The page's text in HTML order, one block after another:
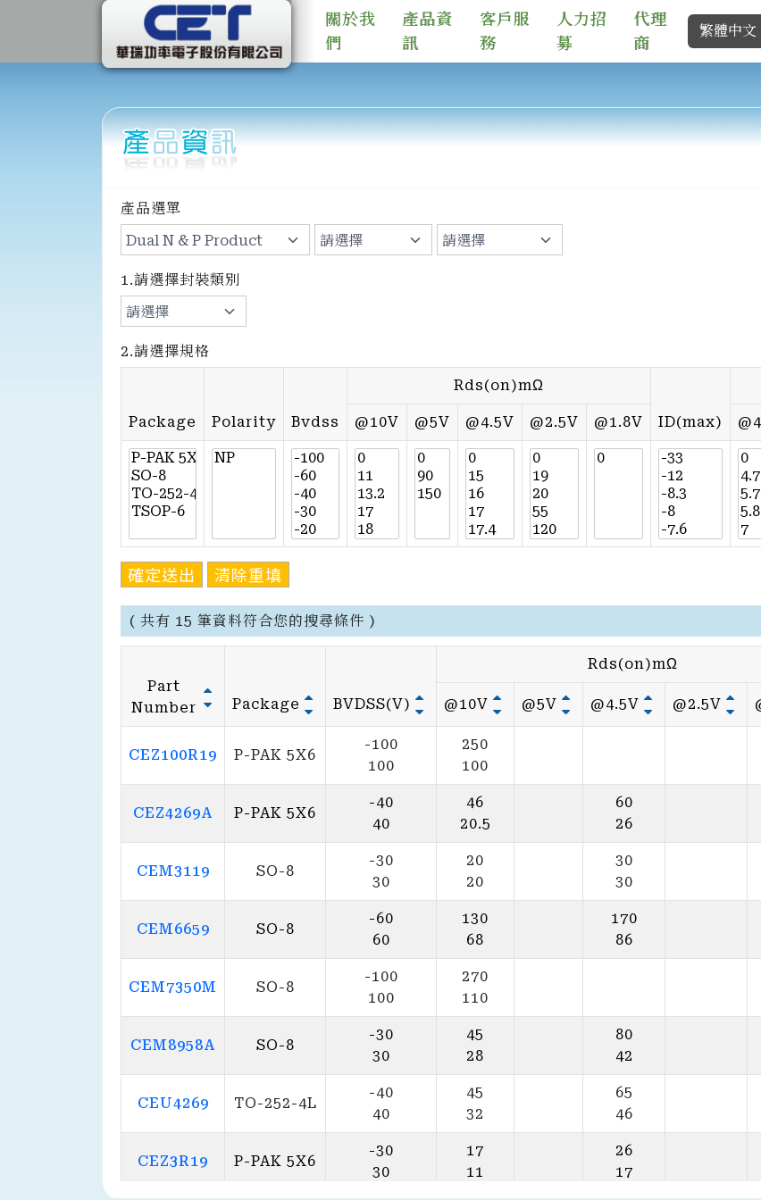
關於我
們
產品資
訊
客戶服
務
人力招
募
代理
商
繁體中文
產品選單
1.請選擇封裝類別
2.請選擇規格
Package Polarity Bvdss
Rds(on)mΩ
ID(max)
@10V @5V @4.5V @2.5V @1.8V
確定送出 清除重填
( 共有 15 筆資料符合您的搜尋條件 )
Part
Number
Package BVDSS(V)
Rds(on)mΩ
@10V @5V @4.5V @2.5V
CEZ100R19 P-PAK 5X6
-100
100
250
100
CEZ4269A P-PAK 5X6
-40
40
46
20.5
60
26
CEM3119 SO-8
-30
30
20
20
30
30
CEM6659 SO-8
-60
60
130
68
170
86
CEM7350M SO-8
-100
100
270
110
CEM8958A SO-8
-30
30
45
28
80
42
CEU4269 TO-252-4L
-40
40
45
32
65
46
CEZ3R19 P-PAK 5X6
-30
30
17
11
26
17